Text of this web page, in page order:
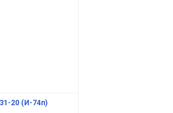
20 (И-74п)